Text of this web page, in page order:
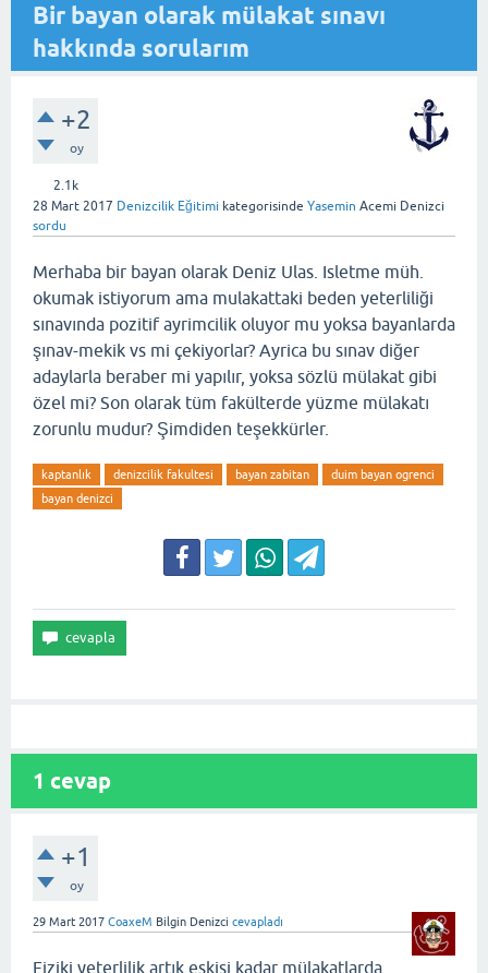
Bir bayan olarak mülakat sınavı
hakkında sorularım
+2
oy
2.1k
28 Mart 2017 Denizcilik Eğitimi kategorisinde Yasemin Acemi Denizci
sordu
Merhaba bir bayan olarak Deniz Ulas. Isletme müh.
okumak istiyorum ama mulakattaki beden yeterliliği
sınavında pozitif ayrimcilik oluyor mu yoksa bayanlarda
şınav-mekik vs mi çekiyorlar? Ayrica bu sınav diğer
adaylarla beraber mi yapılır, yoksa sözlü mülakat gibi
özel mi? Son olarak tüm fakülterde yüzme mülakatı
zorunlu mudur? Şimdiden teşekkürler.
kaptanlık denizcilik fakultesi bayan zabitan
duim bayan ogrenci
bayan denizci
1 cevap
+1
oy
29 Mart 2017 CoaxeM Bilgin Denizci cevapladı
Fiziki yeterlilik artık eskisi kadar mülakatlarda